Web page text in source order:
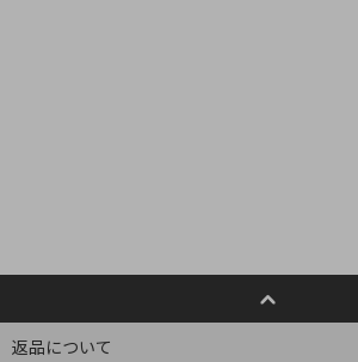
返品について